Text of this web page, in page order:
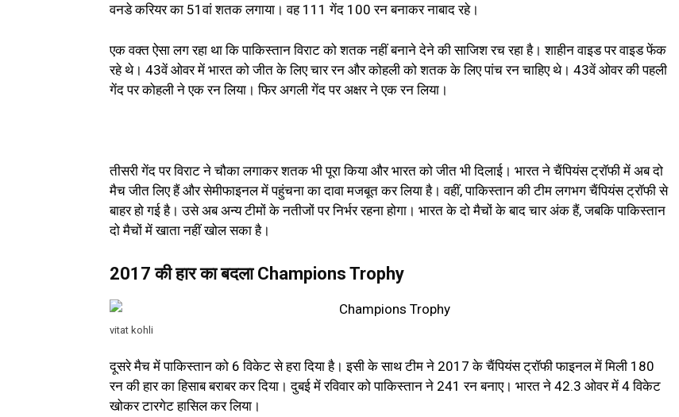
वनडे करियर का 51वां शतक लगाया। वह 111 गेंद 100 रन बनाकर नाबाद रहे।
एक वक्त ऐसा लग रहा था कि पाकिस्तान विराट को शतक नहीं बनाने देने की साजिश रच रहा है। शाहीन वाइड पर वाइड फेंक
रहे थे। 43वें ओवर में भारत को जीत के लिए चार रन और कोहली को शतक के लिए पांच रन चाहिए थे। 43वें ओवर की पहली
गेंद पर कोहली ने एक रन लिया। फिर अगली गेंद पर अक्षर ने एक रन लिया।
तीसरी गेंद पर विराट ने चौका लगाकर शतक भी पूरा किया और भारत को जीत भी दिलाई। भारत ने चैंपियंस ट्रॉफी में अब दो
मैच जीत लिए हैं और सेमीफाइनल में पहुंचना का दावा मजबूत कर लिया है। वहीं, पाकिस्तान की टीम लगभग चैंपियंस ट्रॉफी से
बाहर हो गई है। उसे अब अन्य टीमों के नतीजों पर निर्भर रहना होगा। भारत के दो मैचों के बाद चार अंक हैं, जबकि पाकिस्तान
दो मैचों में खाता नहीं खोल सका है।
2017 की हार का बदला Champions Trophy
vitat kohli
दूसरे मैच में पाकिस्तान को 6 विकेट से हरा दिया है। इसी के साथ टीम ने 2017 के चैंपियंस ट्रॉफी फाइनल में मिली 180
रन की हार का हिसाब बराबर कर दिया। दुबई में रविवार को पाकिस्तान ने 241 रन बनाए। भारत ने 42.3 ओवर में 4 विकेट
खोकर टारगेट हासिल कर लिया।